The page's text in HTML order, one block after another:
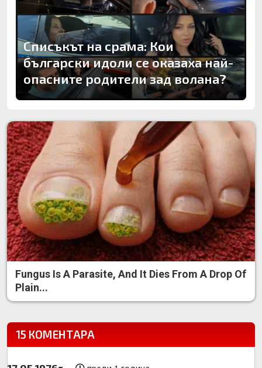
Списъкът на срама: Кои
български идоли се оказаха най-
опасните родители зад волана?
Fungus Is A Parasite, And It Dies From A Drop Of
Plain...
15 КОМЕНТАРА